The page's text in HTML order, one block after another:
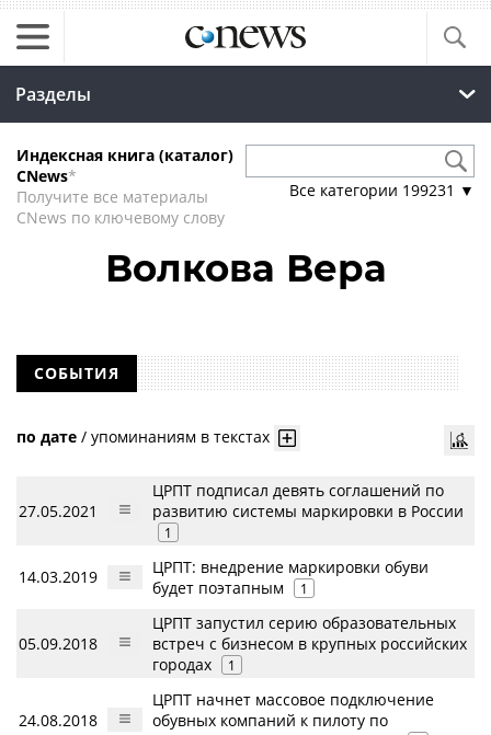
Разделы
Индексная книга (каталог)
CNews*
Получите все материалы
CNews по ключевому слову
Все категории 199231 ▼
Волкова Вера
СОБЫТИЯ
по дате / упоминаниям в текстах
27.05.2021
ЦРПТ подписал девять соглашений по
развитию системы маркировки в России
1
14.03.2019
ЦРПТ: внедрение маркировки обуви
будет поэтапным
1
05.09.2018
ЦРПТ запустил серию образовательных
встреч с бизнесом в крупных российских
городах
1
24.08.2018
ЦРПТ начнет массовое подключение
обувных компаний к пилоту по